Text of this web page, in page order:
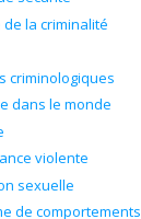
de la criminalité
criminologiques
dans le monde
violente
sexuelle
de comportements